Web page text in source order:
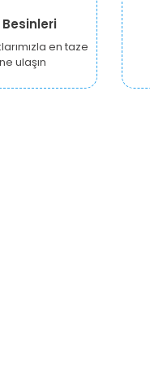
Besinleri
en taze
ulaşın